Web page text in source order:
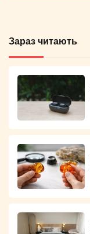
Зараз читають